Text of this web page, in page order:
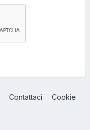
Contattaci Cookie